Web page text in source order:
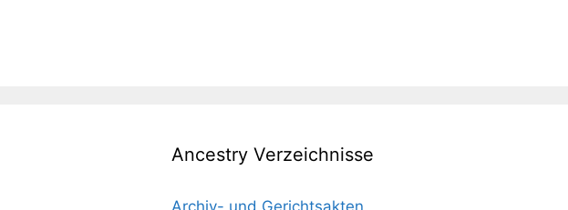
Ancestry Verzeichnisse
Archiv- und Gerichtsakten